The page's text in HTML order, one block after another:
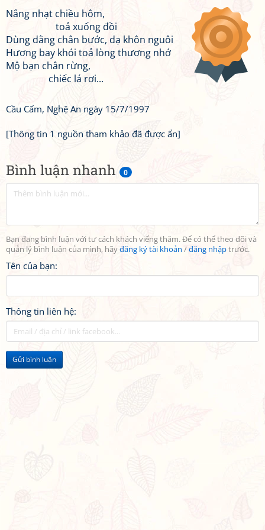
Bình luận nhanh 0
Bạn đang bình luận với tư cách khách viếng thăm. Để có thể theo dõi và
quản lý bình luận của mình, hãyđăng ký tài khoản /đăng nhậptrước.
Tên của bạn:
Thông tin liên hệ:
Gửi bình luận
Nắng nhạt chiều hôm,
toả xuống đồi
Dùng dằng chân bước, dạ khôn nguôi
Hương bay khói toả lòng thương nhớ
Mộ bạn chân rừng,
chiếc lá rơi...
Cầu Cấm, Nghệ An ngày 15/7/1997
[Thông tin 1 nguồn tham khảo đã được ẩn]